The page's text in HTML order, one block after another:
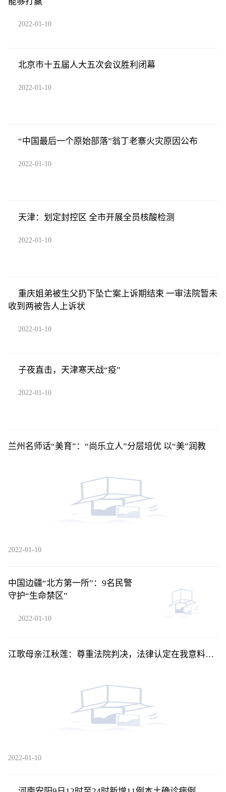
2022-01-10
北京市十五届人大五次会议胜利闭幕
2022-01-10
“中国最后一个原始部落”翁丁老寨火灾原因公布
2022-01-10
天津：划定封控区 全市开展全员核酸检测
2022-01-10
重庆姐弟被生父扔下坠亡案上诉期结束 一审法院暂未
收到两被告人上诉状
2022-01-10
子夜直击，天津寒天战“疫”
2022-01-10
兰州名师话“美育”：“尚乐立人”分层培优 以“美”润教
2022-01-10
中国边疆“北方第一所”：9名民警
守护“生命禁区”
2022-01-10
江歌母亲江秋莲：尊重法院判决，法律认定在我意料之
2022-01-10